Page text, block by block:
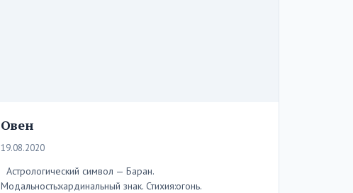
Овен
19.08.2020
Астрологический символ — Баран.
Модальность:кардинальный знак. Стихия:огонь.